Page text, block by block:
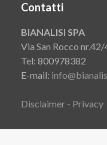
Contatti
BIANALISI SPA
Via San Rocco
Tel: 800978382
E-mail:
Disclaimer - Privacy